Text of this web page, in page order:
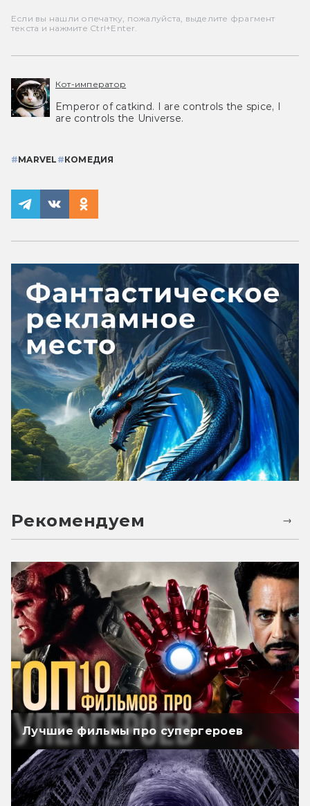
Если вы нашли опечатку, пожалуйста, выделите фрагмент
текста и нажмите Ctrl+Enter.
Кот-император
Emperor of catkind. I are controls the spice, I
are controls the Universe.
#MARVEL #КОМЕДИЯ
Рекомендуем
Лучшие фильмы про супергероев